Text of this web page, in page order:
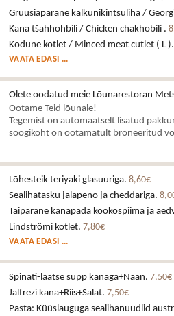
Gruusiapärane kalkunikintsuliha /
Kana tšahhohbili / Chicken chakhobili .
Kodune kotlet / Minced meat cutlet ( L ).
VAATA EDASI ...
Olete oodatud meie Lõunarestoran
Ootame Teid lõunale!
Tegemist on automaatselt lisatud
söögikoht on ootamatult broneeritud
Lõhesteik teriyaki glasuuriga. 8,60€
Sealihatasku jalapeno ja cheddariga.
Taipärane kanapada kookospiima ja
Lindströmi kotlet. 7,80€
VAATA EDASI ...
Spinati-läätse supp kanaga+Naan. 7,50€
Jalfrezi kana+Riis+Salat. 7,50€
Pasta: Küüslauguga sealihanuudlid